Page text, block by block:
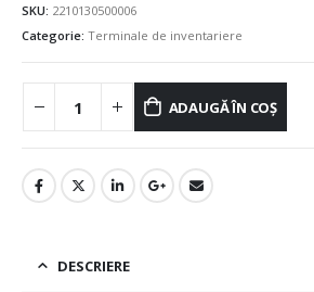
SKU: 2210130500006
Categorie: Terminale de inventariere
ADAUGĂ ÎN COȘ
DESCRIERE